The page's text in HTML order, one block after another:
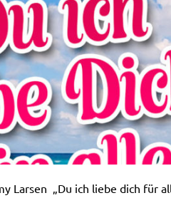
Larsen „Du ich liebe dich für